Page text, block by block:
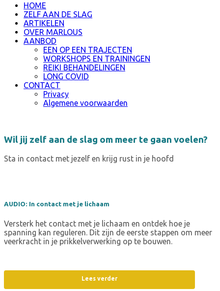
HOME
ZELF AAN DE SLAG
ARTIKELEN
OVER MARLOUS
AANBOD
EEN OP EEN TRAJECTEN
WORKSHOPS EN TRAININGEN
REIKI BEHANDELINGEN
LONG COVID
CONTACT
Privacy
Algemene voorwaarden
Wil jij zelf aan de slag om meer te gaan voelen?
Sta in contact met jezelf en krijg rust in je hoofd
AUDIO: In contact met je lichaam
Versterk het contact met je lichaam en ontdek hoe je
spanning kan reguleren. Dit zijn de eerste stappen om meer
veerkracht in je prikkelverwerking op te bouwen.
Lees verder